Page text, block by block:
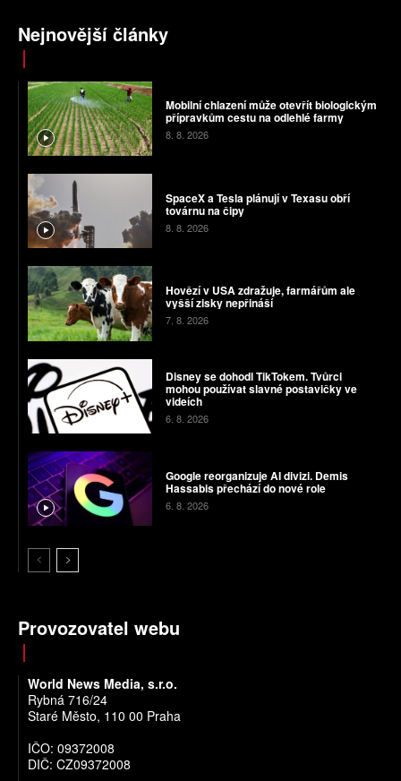
Nejnovější články
Mobilní chlazení může otevřít biologickým
přípravkům cestu na odlehlé farmy
8. 8. 2026
SpaceX a Tesla plánují v Texasu obří
továrnu na čipy
8. 8. 2026
Hovězí v USA zdražuje, farmářům ale
vyšší zisky nepřináší
7. 8. 2026
Disney se dohodl TikTokem. Tvůrci
mohou používat slavné postavičky ve
videích
6. 8. 2026
Google reorganizuje AI divizi. Demis
Hassabis přechází do nové role
6. 8. 2026
Provozovatel webu
World News Media, s.r.o.
Rybná 716/24
Staré Město, 110 00 Praha
IČO: 09372008
DIČ: CZ09372008